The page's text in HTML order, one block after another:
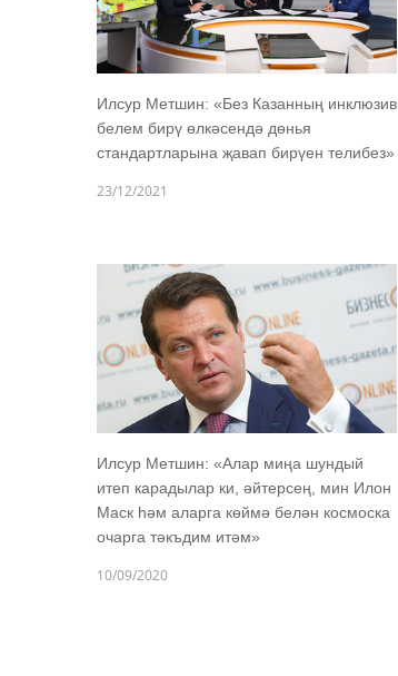
Илсур Метшин: «Без Казанның инклюзив
белем бирү өлкәсендә дөнья
стандартларына җавап бирүен телибез»
23/12/2021
Илсур Метшин: «Алар миңа шундый
итеп карадылар ки, әйтерсең, мин Илон
Маск һәм аларга көймә белән космоска
очарга тәкъдим итәм»
10/09/2020